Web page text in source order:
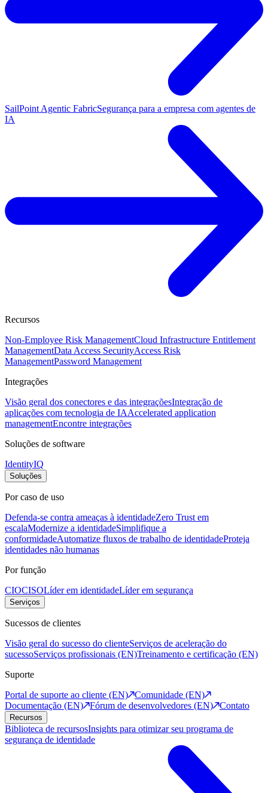
SailPoint Agentic FabricSegurança para a empresa com agentes de
IA
Recursos
Non-Employee Risk ManagementCloud Infrastructure Entitlement
ManagementData Access SecurityAccess Risk
ManagementPassword Management
Integrações
Visão geral dos conectores e das integraçõesIntegração de
aplicações com tecnologia de IAAccelerated application
managementEncontre integrações
Soluções de software
IdentityIQ
Soluções
Por caso de uso
Defenda-se contra ameaças à identidadeZero Trust em
escalaModernize a identidadeSimplifique a
conformidadeAutomatize fluxos de trabalho de identidadeProteja
identidades não humanas
Por função
CIOCISOLíder em identidadeLíder em segurança
Serviços
Sucessos de clientes
Visão geral do sucesso do clienteServiços de aceleração do
sucessoServiços profissionais (EN)Treinamento e certificação (EN)
Suporte
Portal de suporte ao cliente (EN)
Comunidade (EN)
Documentação (EN)
Fórum de desenvolvedores (EN) Contato
Recursos
Biblioteca de recursosInsights para otimizar seu programa de
segurança de identidade